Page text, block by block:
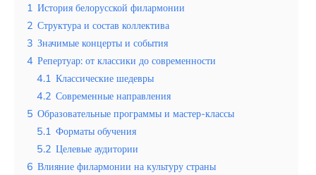
Топ мест отдыха
Анапа
Алтай
Кавказские Минеральные Воды
Калининград
Крым
1 История белорусской филармонии
2 Структура и состав коллектива
3 Значимые концерты и события
4 Репертуар: от классики до современности
4.1 Классические шедевры
4.2 Современные направления
5 Образовательные программы и мастер-классы
5.1 Форматы обучения
5.2 Целевые аудитории
6 Влияние филармонии на культуру страны